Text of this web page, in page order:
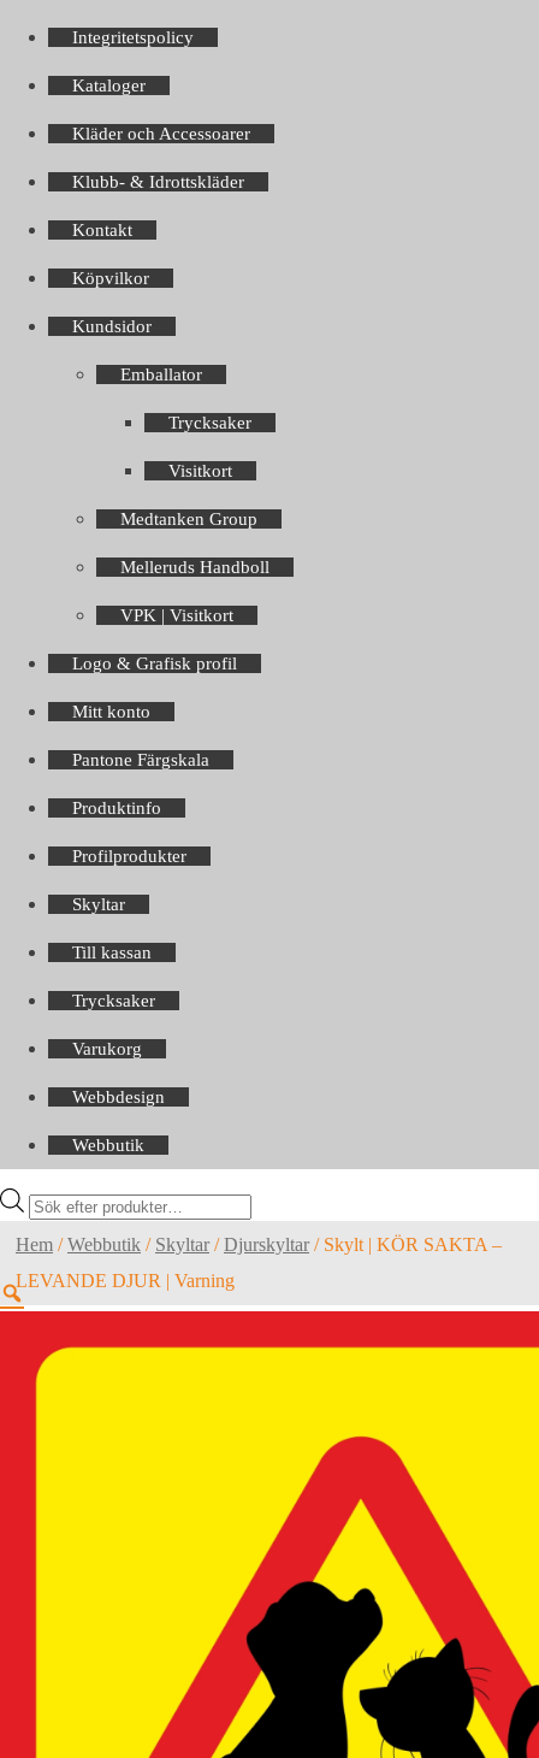
Integritetspolicy
Kataloger
Kläder och Accessoarer
Klubb- & Idrottskläder
Kontakt
Köpvilkor
Kundsidor
Emballator
Trycksaker
Visitkort
Medtanken Group
Melleruds Handboll
VPK | Visitkort
Logo & Grafisk profil
Mitt konto
Pantone Färgskala
Produktinfo
Profilprodukter
Skyltar
Till kassan
Trycksaker
Varukorg
Webbdesign
Webbutik
Products
Hem /Webbutik / Skyltar /Djurskyltar / Skylt | KÖR SAKTA –
LEVANDE DJUR | Varning